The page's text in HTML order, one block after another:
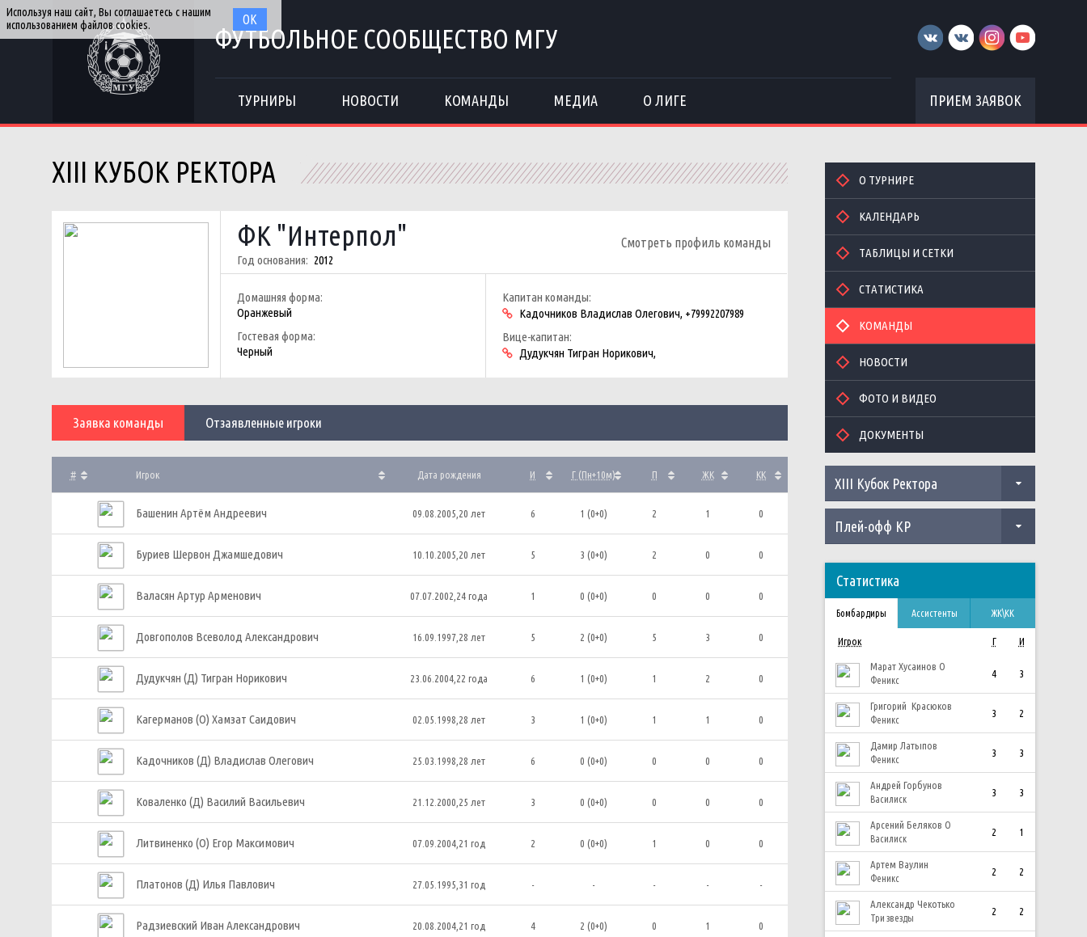
ФУТБОЛЬНОЕ СООБЩЕСТВО МГУ
ТУРНИРЫ НОВОСТИ КОМАНДЫ МЕДИА О ЛИГЕ ПРИЕМ ЗАЯВОК
О ТУРНИРЕ
КАЛЕНДАРЬ
ТАБЛИЦЫ И СЕТКИ
СТАТИСТИКА
КОМАНДЫ
НОВОСТИ
ФОТО И ВИДЕО
ДОКУМЕНТЫ
XIII Кубок Ректора
Плей-офф КР
Статистика
Бомбардиры Ассистенты ЖК\КК
Игрок Г И
Марат Хусаинов О
Феникс
4 3
Григорий Красюков
Феникс
3 2
Дамир Латыпов
Феникс
3 3
Андрей Горбунов
Василиск
3 3
Арсений Беляков О
Василиск
2 1
Артем Ваулин
Феникс
2 2
Александр Чекотько
Три звезды
2 2
XIII КУБОК РЕКТОРА
ФК "Интерпол"
Год основания: 2012
Смотреть профиль команды
Домашняя форма:
Оранжевый
Гостевая форма:
Черный
Капитан команды:
Кадочников Владислав Олегович, +79992207989
Вице-капитан:
Дудукчян Тигран Норикович,
Заявка команды Отзаявленные игроки
# Игрок Дата рождения И Г (Пн+10м) П ЖК КК
Башенин Артём Андреевич 09.08.2005,20 лет 6 1 (0+0) 2 1 0
Буриев Шервон Джамшедович 10.10.2005,20 лет 5 3 (0+0) 2 0 0
Валасян Артур Арменович 07.07.2002,24 года 1 0 (0+0) 0 0 0
Довгополов Всеволод Александрович 16.09.1997,28 лет 5 2 (0+0) 5 3 0
Дудукчян (Д) Тигран Норикович 23.06.2004,22 года 6 1 (0+0) 1 2 0
Кагерманов (О) Хамзат Саидович 02.05.1998,28 лет 3 1 (0+0) 1 1 0
Кадочников (Д) Владислав Олегович 25.03.1998,28 лет 6 0 (0+0) 0 0 0
Коваленко (Д) Василий Васильевич 21.12.2000,25 лет 3 0 (0+0) 0 0 0
Литвиненко (О) Егор Максимович 07.09.2004,21 год 2 0 (0+0) 1 0 0
Платонов (Д) Илья Павлович 27.05.1995,31 год - - - - -
Радзиевский Иван Александрович 20.08.2004,21 год 4 2 (0+0) 0 1 0
Используя наш сайт, Вы соглашаетесь с нашим
использованием файлов cookies.
ОК